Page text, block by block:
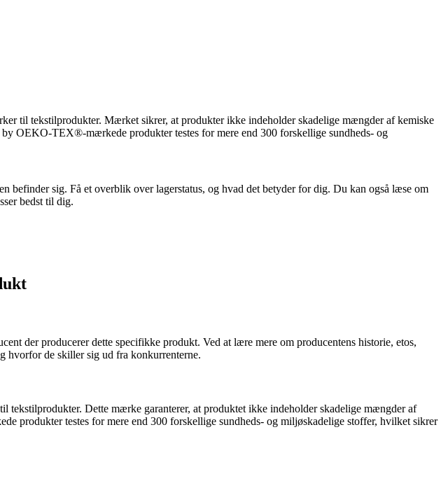
til tekstilprodukter. Mærket sikrer, at produkter ikke indeholder skadelige mængder af kemiske
OEKO-TEX®-mærkede produkter testes for mere end 300 forskellige sundheds- og
befinder sig. Få et overblik over lagerstatus, og hvad det betyder for dig. Du kan også læse om
bedst til dig.
der producerer dette specifikke produkt. Ved at lære mere om producentens historie, etos,
hvorfor de skiller sig ud fra konkurrenterne.
Dette mærke garanterer, at produktet ikke indeholder skadelige mængder af
testes for mere end 300 forskellige sundheds- og miljøskadelige stoffer, hvilket sikrer